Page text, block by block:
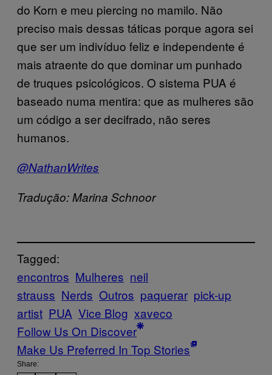
do Korn e meu piercing no mamilo. Não
preciso mais dessas táticas porque agora sei
que ser um indivíduo feliz e independente é
mais atraente do que dominar um punhado
de truques psicológicos. O sistema PUA é
baseado numa mentira: que as mulheres são
um código a ser decifrado, não seres
humanos.
@NathanWrites
Tradução: Marina Schnoor
Tagged:
encontros Mulheres neil
strauss Nerds Outros paquerar pick-up
artist PUA Vice Blog xaveco
Follow Us On Discover
Make Us Preferred In Top Stories
Share: